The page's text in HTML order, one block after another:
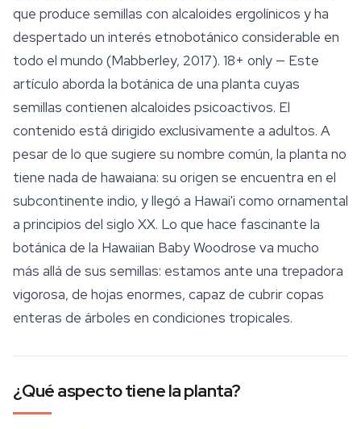
que produce semillas con alcaloides ergolínicos y ha
despertado un interés etnobotánico considerable en
todo el mundo (Mabberley, 2017). 18+ only — Este
artículo aborda la botánica de una planta cuyas
semillas contienen alcaloides psicoactivos. El
contenido está dirigido exclusivamente a adultos. A
pesar de lo que sugiere su nombre común, la planta no
tiene nada de hawaiana: su origen se encuentra en el
subcontinente indio, y llegó a Hawai'i como ornamental
a principios del siglo XX. Lo que hace fascinante la
botánica de la Hawaiian Baby Woodrose va mucho
más allá de sus semillas: estamos ante una trepadora
vigorosa, de hojas enormes, capaz de cubrir copas
enteras de árboles en condiciones tropicales.
¿Qué aspecto tiene la planta?